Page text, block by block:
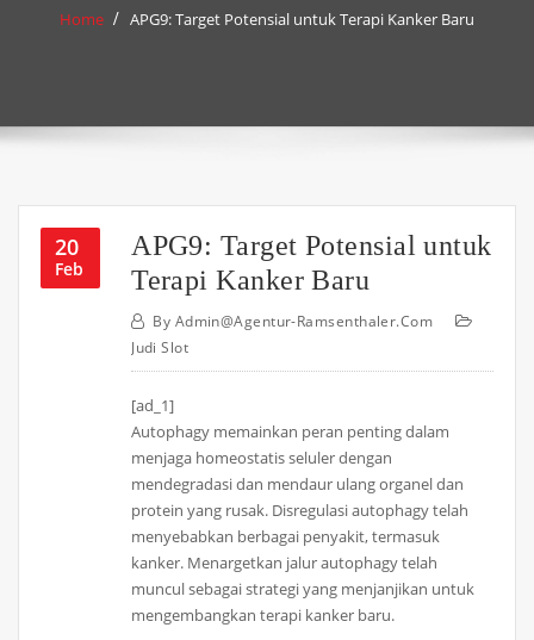
Home APG9: Target Potensial untuk Terapi Kanker Baru
20
Feb
APG9: Target Potensial untuk
Terapi Kanker Baru
By Admin@agentur-Ramsenthaler.com
Judi Slot
[ad_1]
Autophagy memainkan peran penting dalam
menjaga homeostatis seluler dengan
mendegradasi dan mendaur ulang organel dan
protein yang rusak. Disregulasi autophagy telah
menyebabkan berbagai penyakit, termasuk
kanker. Menargetkan jalur autophagy telah
muncul sebagai strategi yang menjanjikan untuk
mengembangkan terapi kanker baru.